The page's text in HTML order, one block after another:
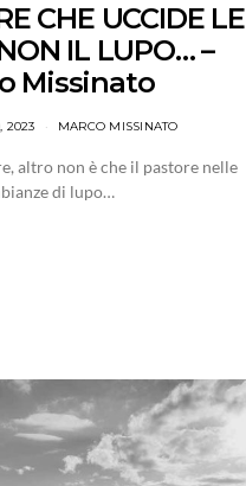
CHE UCCIDE LE
IL LUPO… –
Missinato
2023 MARCO MISSINATO
altro non è che il pastore nelle
di lupo…